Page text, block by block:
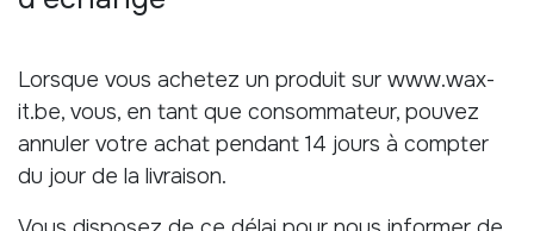
Lorsque vous achetez un produit sur www.wax-
it.be, vous, en tant que consommateur, pouvez
annuler votre achat pendant 14 jours à compter
du jour de la livraison.